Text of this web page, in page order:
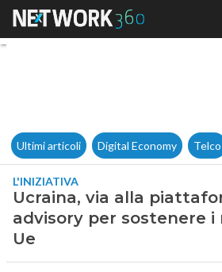
Ucraina,
Ultimi articoli Digital Economy Telco
L'INIZIATIVA
Ucraina, via alla
advisory per sostenere
Ue